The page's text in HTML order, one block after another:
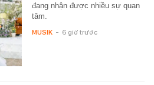
đang nhận được nhiều sự quan
tâm.
MUSIK - 6 giờ trước